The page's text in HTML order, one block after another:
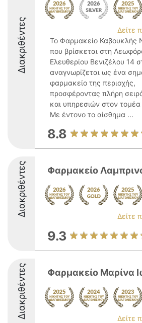
Διακριθέντες
Δείτε
Το Φαρμακείο Καβουκλής
που βρίσκεται στη
Ελευθερίου Βενιζέλου 14
αναγνωρίζεται ως ένα
φαρμακείο της περιοχής,
προσφέροντας πλήρη
και υπηρεσιών στον τομέα
Με έντονο το αίσθημα ...
8.8
Διακριθέντες Φαρμακείο
Δείτε
9.3
Διακριθέντες Φαρμακείο Μαρίνα
Δείτε